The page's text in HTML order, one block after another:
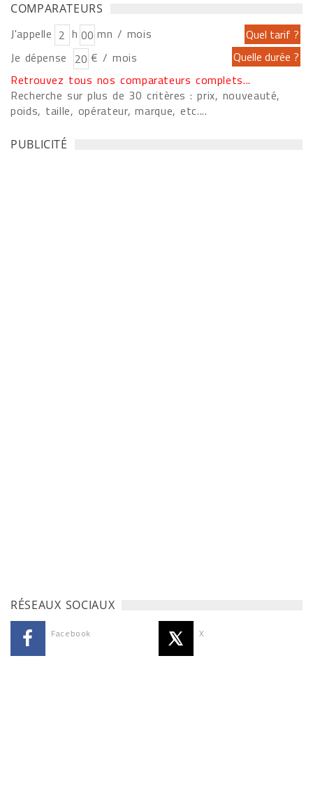
COMPARATEURS
J'appelle h
mn / mois
Je dépense
€ / mois
Retrouvez tous nos comparateurs complets...
Recherche sur plus de 30 critères : prix, nouveauté,
poids, taille, opérateur, marque, etc....
PUBLICITÉ
RÉSEAUX SOCIAUX
Facebook X